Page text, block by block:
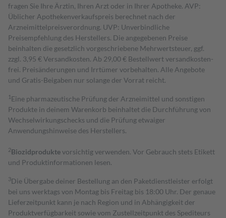
fragen Sie Ihre Ärztin, Ihren Arzt oder in Ihrer Apotheke. AVP:
Üblicher Apothekenverkaufspreis berechnet nach der
Arzneimittelpreisverordnung. UVP: Unverbindliche
Preisempfehlung des Herstellers. Die angegebenen Preise
beinhalten die gesetzlich vorgeschriebene Mehrwertsteuer, ggf.
zzgl. 3,95 € Versandkosten. Ab 29,00 € Bestell­wert versand­kosten­
frei. Preisänderungen und Irrtümer vorbehalten. Alle Angebote
und Gratis-Beigaben nur solange der Vorrat reicht.
1 Eine pharmazeutische Prüfung der Arzneimittel und sonstigen
Produkte in deinem Warenkorb beinhaltet die Durchführung von
Wechselwirkungschecks und die Prüfung etwaiger
Anwendungshinweise des Herstellers.
2Biozidproduktevorsichtig verwenden. Vor Gebrauch stets Etikett
und Produktinformationen lesen.
3Die Übergabe deiner Bestellung an den Paketdienstleister erfolgt
bei uns werktags von Montag bis Freitag bis 18:00 Uhr. Der genaue
Lieferzeitpunkt kann je nach Region und in Abhängigkeit der
Produktverfügbarkeit sowie vom Zustellzeitpunkt des Spediteurs